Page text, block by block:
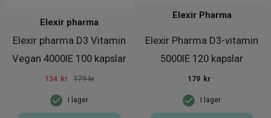
Elexir pharma D3 Vitamin
Vegan 4000IE 100 kapslar
Elexir pharma
I lager
134 kr 179 kr
Elexir Pharma D3-vitamin
5000IE 120 kapslar
Elexir Pharma
I lager
179 kr